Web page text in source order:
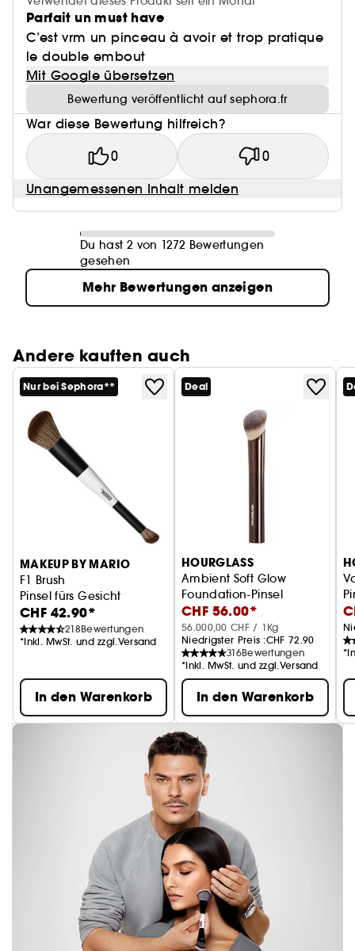
Parfait un must have
C’est vrm un pinceau à avoir et trop pratique
le double embout
Mit Google übersetzen
Bewertung veröffentlicht auf sephora.fr
War diese Bewertung hilfreich?
0 0
Unangemessenen Inhalt melden
Du hast 2 von 1272 Bewertungen
gesehen
Mehr Bewertungen anzeigen
Andere kauften auch
Nur bei Sephora**
MAKEUP BY MARIO
F1 Brush
Pinsel fürs Gesicht
CHF 42.90*
218Bewertungen
*Inkl. MwSt. und zzgl.Versand
In den Warenkorb
Deal
HOURGLASS
Ambient Soft Glow
Foundation-Pinsel
CHF 56.00*
56.000,00 CHF / 1Kg
Niedrigster Preis :CHF 72.90
316Bewertungen
*Inkl. MwSt. und zzgl.Versand
In den Warenkorb